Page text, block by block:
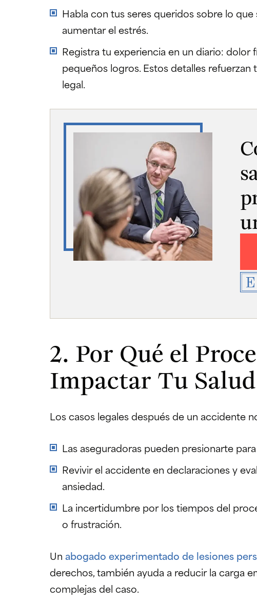
Habla con tus seres queridos sobre lo
aumentar el estrés.
Registra tu experiencia en un diario: dolor
pequeños logros. Estos detalles
legal.
2. Por Qué el
Impactar Tu
Los casos legales después de un accidente
Las aseguradoras pueden presionarte
Revivir el accidente en declaraciones y
ansiedad.
La incertidumbre por los tiempos del
o frustración.
Un abogado experimentado de lesiones
derechos, también ayuda a reducir la carga
complejas del caso.